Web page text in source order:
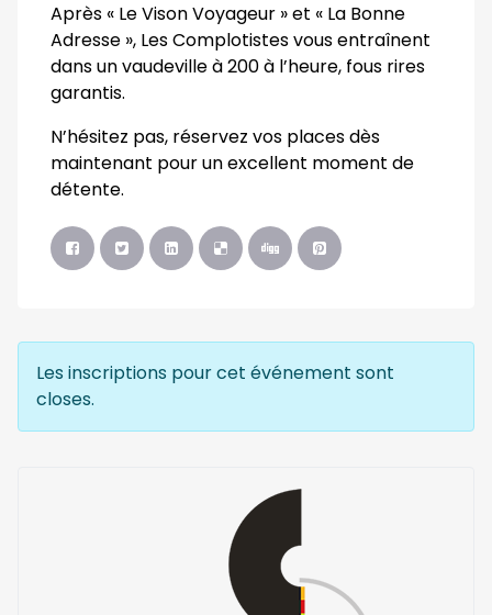
Après « Le Vison Voyageur » et « La Bonne
Adresse », Les Complotistes vous entraînent
dans un vaudeville à 200 à l’heure, fous rires
garantis.
N’hésitez pas, réservez vos places dès
maintenant pour un excellent moment de
détente.
Les inscriptions pour cet événement sont
closes.